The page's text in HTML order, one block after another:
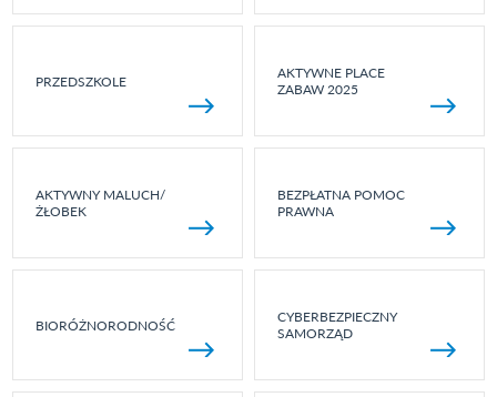
PRZEDSZKOLE
AKTYWNE PLACE
ZABAW 2025
AKTYWNY MALUCH/
ŻŁOBEK
BEZPŁATNA POMOC
PRAWNA
BIORÓŻNORODNOŚĆ
CYBERBEZPIECZNY
SAMORZĄD